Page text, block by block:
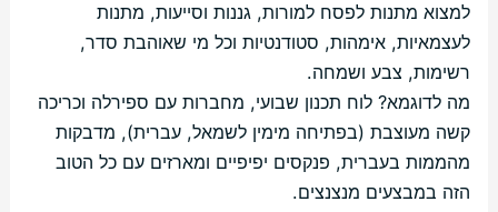
למצוא מתנות לפסח למורות, גננות וסייעות, מתנות
לעצמאיות, אימהות, סטודנטיות וכל מי שאוהבת סדר,
רשימות, צבע ושמחה.
מה לדוגמא? לוח תכנון שבועי, מחברות עם ספירלה וכריכה
קשה מעוצבת (בפתיחה מימין לשמאל, עברית), מדבקות
מהממות בעברית, פנקסים יפיפיים ומארזים עם כל הטוב
הזה במבצעים מנצנצים.